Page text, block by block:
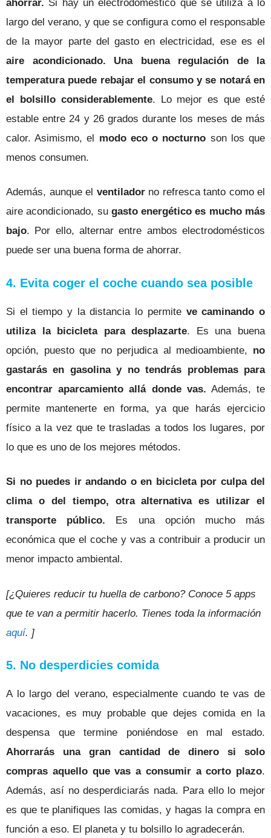
ahorrar. Si hay un electrodoméstico que se utiliza a lo
largo del verano, y que se configura como el responsable
de la mayor parte del gasto en electricidad, ese es el
aire acondicionado. Una buena regulación de la
temperatura puede rebajar el consumo y se notará en
el bolsillo considerablemente. Lo mejor es que esté
estable entre 24 y 26 grados durante los meses de más
calor. Asimismo, el modo eco o nocturno son los que
menos consumen.
Además, aunque el ventiladorno refresca tanto como el
aire acondicionado, su gasto energético es mucho más
bajo. Por ello, alternar entre ambos electrodomésticos
puede ser una buena forma de ahorrar.
4. Evita coger el coche cuando sea posible
Si el tiempo y la distancia lo permite ve caminando o
utiliza la bicicleta para desplazarte. Es una buena
opción, puesto que no perjudica al medioambiente, no
gastarás en gasolina y no tendrás problemas para
encontrar aparcamiento allá donde vas. Además, te
permite mantenerte en forma, ya que harás ejercicio
físico a la vez que te trasladas a todos los lugares, por
lo que es uno de los mejores métodos.
Si no puedes ir andando o en bicicleta por culpa del
clima o del tiempo, otraalternativa es utilizar el
transporte público. Es una opción mucho más
económica que el coche y vas a contribuir a producir un
menor impacto ambiental.
[¿Quieres reducir tu huella de carbono? Conoce 5 apps
que te van a permitir hacerlo. Tienes toda la información
aquí. ]
5. No desperdicies comida
A lo largo del verano, especialmente cuando te vas de
vacaciones, es muy probable que dejes comida en la
despensa que termine poniéndose en mal estado.
Ahorrarás una gran cantidad de dinero si solo
compras aquello que vas a consumir a corto plazo.
Además, así no desperdiciarás nada. Para ello lo mejor
es que te planifiques las comidas, y hagas la compra en
función a eso. El planeta y tu bolsillo lo agradecerán.